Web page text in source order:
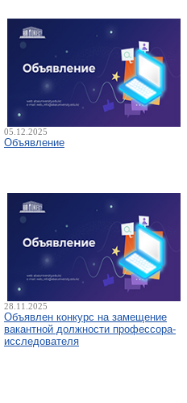
05.12.2025
Объявление
28.11.2025
Объявлен конкурс на замещение
вакантной должности профессора-
исследователя